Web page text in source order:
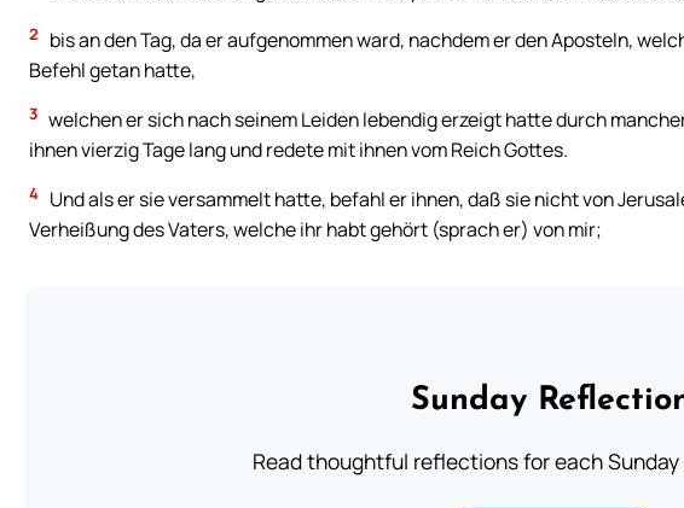
2
bis an den Tag, da er aufgenommen ward, nachdem er den Aposteln,
Befehl getan hatte,
3 welchen er sich nach seinem Leiden lebendig erzeigt hatte durch
ihnen vierzig Tage lang und redete mit ihnen vom Reich Gottes.
4 Und als er sie versammelt hatte, befahl er ihnen, daß sie nicht von
Verheißung des Vaters, welche ihr habt gehört (sprach er) von mir;
Sunday
Read thoughtful reflections for each